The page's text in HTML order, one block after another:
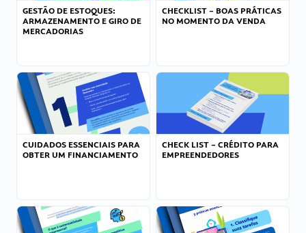
GESTÃO DE ESTOQUES:
ARMAZENAMENTO E GIRO DE
MERCADORIAS
CHECKLIST – BOAS PRÁTICAS
NO MOMENTO DA VENDA
CUIDADOS ESSENCIAIS PARA
OBTER UM FINANCIAMENTO
CHECK LIST – CRÉDITO PARA
EMPREENDEDORES